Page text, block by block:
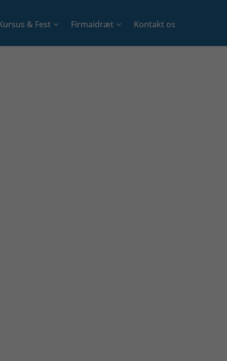
& Fest Firmaidræt Kontakt os